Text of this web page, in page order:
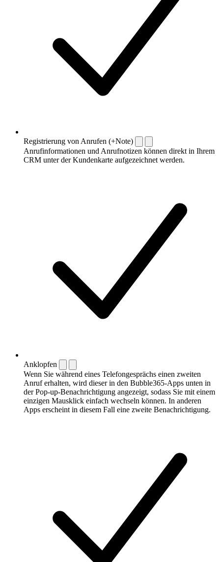
Registrierung von Anrufen (+Note)
Anrufinformationen und Anrufnotizen können direkt in Ihrem
CRM unter der Kundenkarte aufgezeichnet werden.
Anklopfen
Wenn Sie während eines Telefongesprächs einen zweiten
Anruf erhalten, wird dieser in den Bubble365-Apps unten in
der Pop-up-Benachrichtigung angezeigt, sodass Sie mit einem
einzigen Mausklick einfach wechseln können. In anderen
Apps erscheint in diesem Fall eine zweite Benachrichtigung.